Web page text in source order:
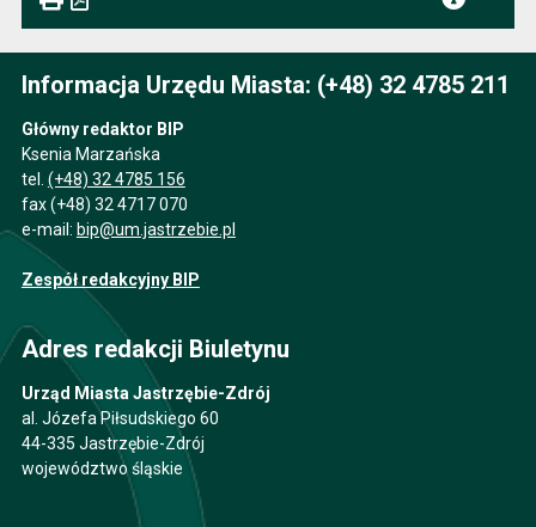
Informacja Urzędu Miasta: (+48) 32 4785 211
Główny redaktor BIP
Ksenia Marzańska
tel. (+48) 32 4785 156
fax (+48) 32 4717 070
e-mail: bip@um.jastrzebie.pl
Zespół redakcyjny BIP
Adres redakcji Biuletynu
Urząd Miasta Jastrzębie-Zdrój
al. Józefa Piłsudskiego 60
44-335 Jastrzębie-Zdrój
województwo śląskie